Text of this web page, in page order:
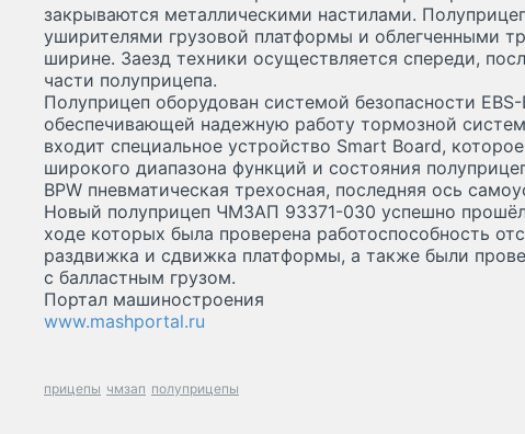
закрываются металлическими настилами.
уширителями грузовой платформы и облегченными
ширине. Заезд техники осуществляется спереди,
части полуприцепа.
Полуприцеп оборудован системой безопасности
обеспечивающей надежную работу тормозной
входит специальное устройство Smart Board,
широкого диапазона функций и состояния
BPW пневматическая трехосная, последняя ось
Новый полуприцеп ЧМЗАП 93371-030 успешно
ходе которых была проверена работоспособность
раздвижка и сдвижка платформы, а также были
с балластным грузом.
Портал машиностроения
www.mashportal.ru
прицепы чмзап полуприцепы